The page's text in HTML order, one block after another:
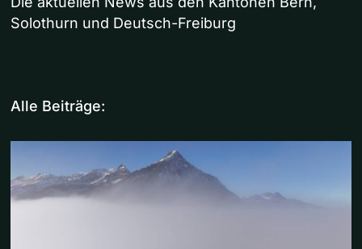
Solothurn und Deutsch-Freiburg
Alle Beiträge: